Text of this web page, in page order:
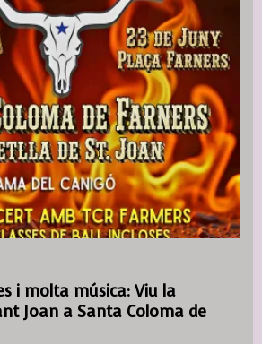
i molta música: Viu la
Joan a Santa Coloma de